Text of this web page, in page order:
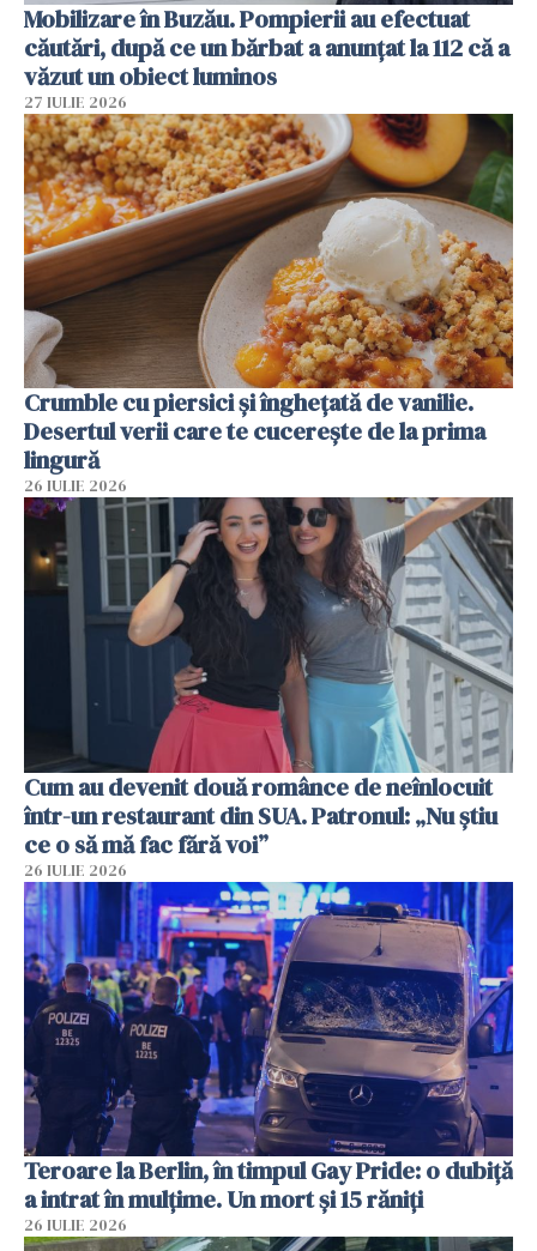
Mobilizare în Buzău. Pompierii au efectuat
căutări, după ce un bărbat a anunțat la 112 că a
văzut un obiect luminos
27 IULIE 2026
Crumble cu piersici și înghețată de vanilie.
Desertul verii care te cucerește de la prima
lingură
26 IULIE 2026
Cum au devenit două românce de neînlocuit
într-un restaurant din SUA. Patronul: „Nu știu
ce o să mă fac fără voi”
26 IULIE 2026
Teroare la Berlin, în timpul Gay Pride: o dubiță
a intrat în mulțime. Un mort și 15 răniți
26 IULIE 2026